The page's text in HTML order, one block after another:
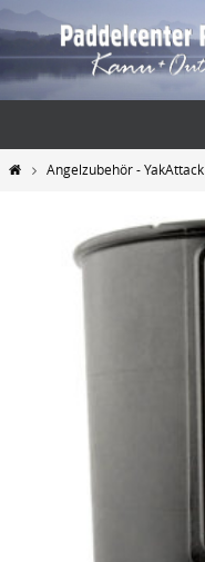
Inhalt
springen
StartAngelzubehör - YakAttack